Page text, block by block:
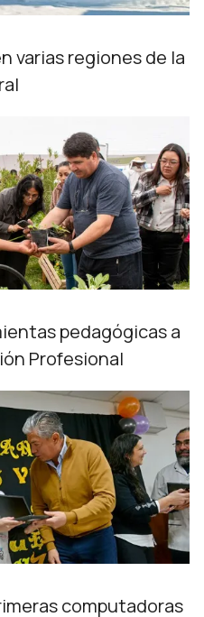
varias regiones de la
pedagógicas a
Profesional
computadoras